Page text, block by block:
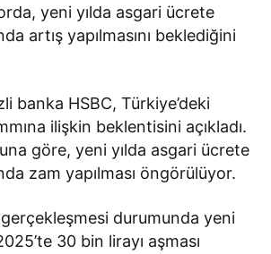
yeni yılda asgari ücrete
artış yapılmasını beklediğini
banka HSBC, Türkiye’deki
ilişkin beklentisini açıkladı.
göre, yeni yılda asgari ücrete
zam yapılması öngörülüyor.
durumunda yeni
30 bin lirayı aşması